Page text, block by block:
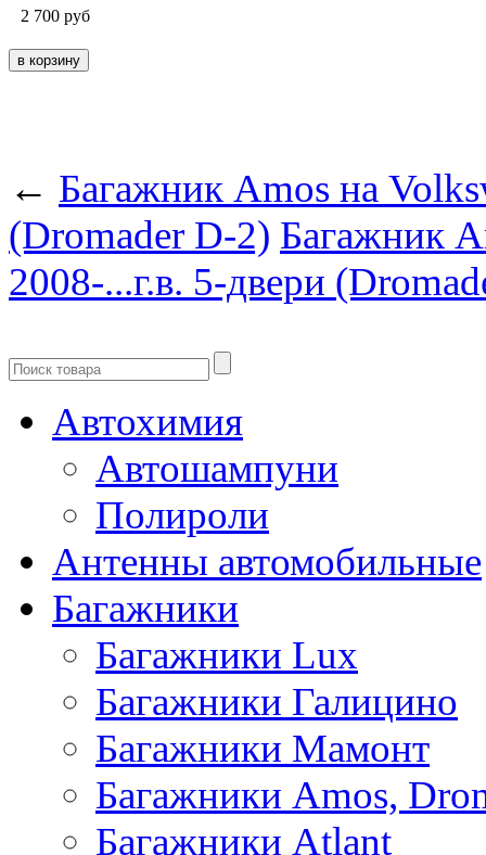
2 700 руб
← Багажник Amos на
(Dromader D-2) Багажник
2008-...г.в. 5-двери
Автохимия
Автошампуни
Полироли
Антенны автомобильные
Багажники
Багажники Lux
Багажники Галицино
Багажники Мамонт
Багажники Amos,
Багажники Atlant